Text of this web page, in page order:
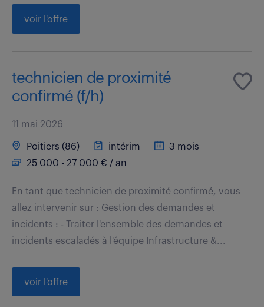
voir l'offre
technicien de proximité
confirmé (f/h)
11 mai 2026
Poitiers (86) intérim
3 mois
25 000 - 27 000 € / an
En tant que technicien de proximité confirmé, vous
allez intervenir sur : Gestion des demandes et
incidents : - Traiter l'ensemble des demandes et
incidents escaladés à l'équipe Infrastructure &...
voir l'offre